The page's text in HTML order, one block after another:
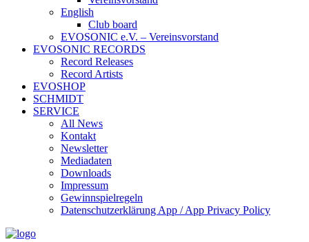
English
Club board
EVOSONIC e.V. ‒ Vereinsvorstand
EVOSONIC RECORDS
Record Releases
Record Artists
EVOSHOP
SCHMIDT
SERVICE
All News
Kontakt
Newsletter
Mediadaten
Downloads
Impressum
Gewinnspielregeln
Datenschutzerklärung App / App Privacy Policy